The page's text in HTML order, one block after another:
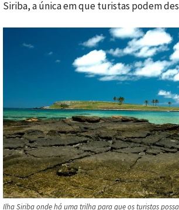
Siriba, a única em que turistas podem
Ilha Siriba onde há uma trilha para que os turistas